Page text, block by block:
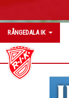
RÅNGEDALA IK
RÅNGEDALA IK